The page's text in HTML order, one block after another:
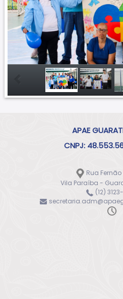
APAE
CNPJ:
Rua Fernão
Vila Paraíba -
(12)